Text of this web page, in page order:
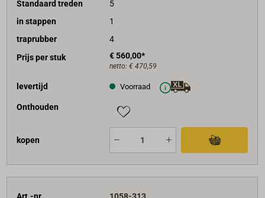
Standaard treden
5
in stappen
1
traprubber
4
Prijs per stuk
€ 560,00*
netto: € 470,59
levertijd Voorraad
Onthouden
kopen
Art.-nr.
1058-313